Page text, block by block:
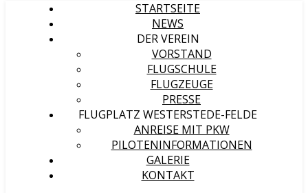
STARTSEITE
NEWS
DER VEREIN
VORSTAND
FLUGSCHULE
FLUGZEUGE
PRESSE
FLUGPLATZ WESTERSTEDE-FELDE
ANREISE MIT PKW
PILOTENINFORMATIONEN
GALERIE
KONTAKT